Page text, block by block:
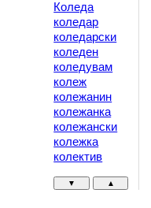
Коледа
коледар
коледарски
коледен
коледувам
колеж
колежанин
колежанка
колежански
колежка
колектив
▼ ▲